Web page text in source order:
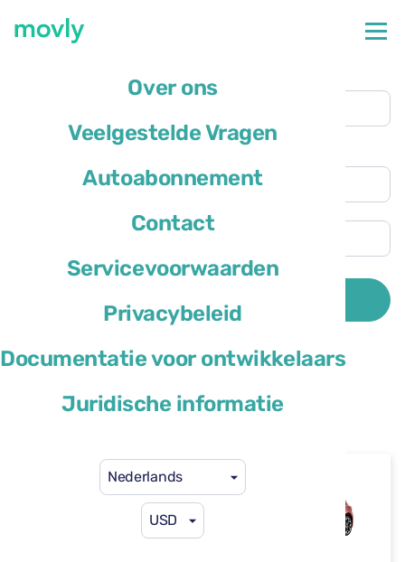
Over ons
Veelgestelde Vragen
Autoabonnement
Contact
Servicevoorwaarden
Privacybeleid
Documentatie voor ontwikkelaars
Juridische informatie
Nederlands
USD
Andere inleverlocatie
Het verblijf land van de bestuurder is
Ford Focus